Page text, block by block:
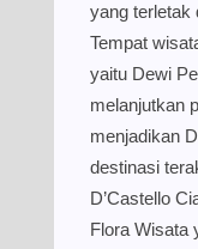
yang terletak
Tempat
yaitu Dewi
melanjutkan
menjadikan
destinasi
D’Castello
Flora Wisata